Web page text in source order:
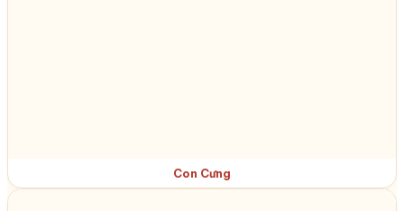
Con Cưng